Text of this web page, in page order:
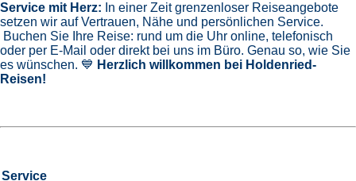
Service mit Herz: In einer Zeit grenzenloser Reiseangebote
setzen wir auf Vertrauen, Nähe und persönlichen Service.
Buchen Sie Ihre Reise: rund um die Uhr online, telefonisch
oder per E-Mail oder direkt bei uns im Büro. Genau so, wie Sie
es wünschen. 💙 Herzlich willkommen bei Holdenried-
Reisen!
Service